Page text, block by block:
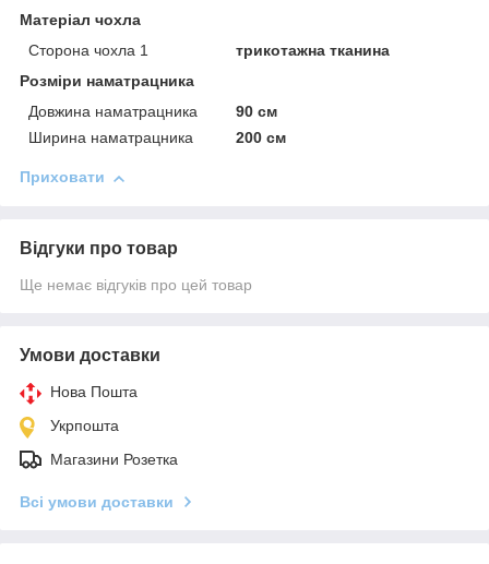
Матеріал чохла
Сторона чохла 1
трикотажна тканина
Розміри наматрацника
Довжина наматрацника
90 см
Ширина наматрацника
200 см
Приховати
Відгуки про товар
Ще немає відгуків про цей товар
Умови доставки
Нова Пошта
Укрпошта
Магазини Розетка
Всі умови доставки